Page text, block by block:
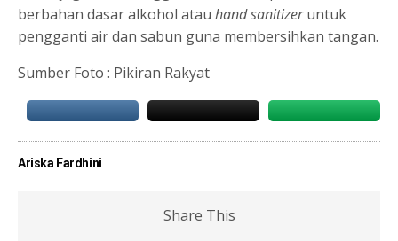
berbahan dasar alkohol atau hand sanitizeruntuk
pengganti air dan sabun guna membersihkan tangan.
Sumber Foto : Pikiran Rakyat
Ariska Fardhini
Share This